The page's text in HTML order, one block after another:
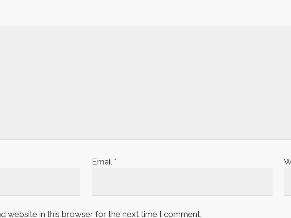
Email *
website in this browser for the next time I comment.